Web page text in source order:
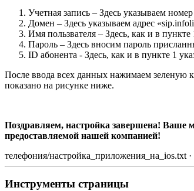
Учетная запись – Здесь указываем
Домен – Здесь указываем адрес
Имя пользвателя – Здесь, как и в
Пароль – Здесь вносим пароль
ID абонента - Здесь, как и в пункте 1
После ввода всех данных нажимаем зеленую
показано на рисунке ниже.
Поздравляем, настройка завершена! Ваше
предоставляемой нашей компанией!
телефония/настройка_приложения_на_ios.txt
Инструменты страницы